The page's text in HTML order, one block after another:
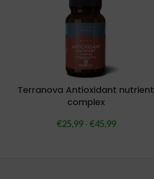
Terranova Antioxidant nutrient
complex
€25,99- €45,99